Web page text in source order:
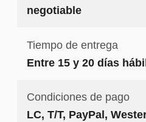
negotiable
Tiempo de entrega
Entre 15 y 20 días
Condiciones de pago
LC, T/T, PayPal,